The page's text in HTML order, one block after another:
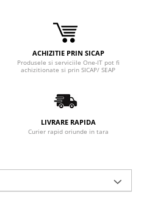
ACHIZITIE PRIN SICAP
Produsele si serviciile One-IT pot fi
achizitionate si prin SICAP/ SEAP
LIVRARE RAPIDA
Curier rapid oriunde in tara